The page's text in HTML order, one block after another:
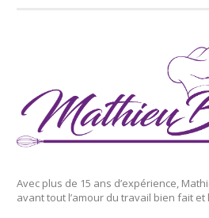
Avec plus de 15 ans d’expérience,
avant tout l’amour du travail bien fait